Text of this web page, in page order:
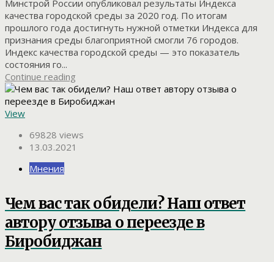
Минстрой России опубликовал результаты Индекса
качества городской среды за 2020 год. По итогам
прошлого года достигнуть нужной отметки Индекса для
признания среды благоприятной смогли 76 городов.
Индекс качества городской среды — это показатель
состояния го...
Continue reading
View
69828 views
13.03.2021
Мнения
Чем вас так обидели? Наш ответ
автору отзыва о переезде в
Биробиджан